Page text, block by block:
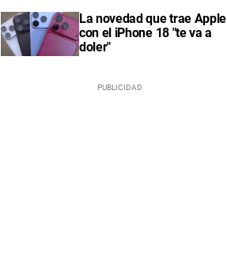
La novedad que trae Apple
con el iPhone 18 "te va a
doler"